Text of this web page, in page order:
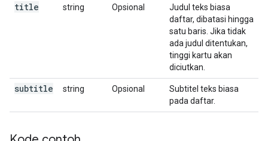
title string Opsional
Judul teks biasa
daftar, dibatasi hingga
satu baris. Jika tidak
ada judul ditentukan,
tinggi kartu akan
diciutkan.
subtitle string Opsional
Subtitel teks biasa
pada daftar.